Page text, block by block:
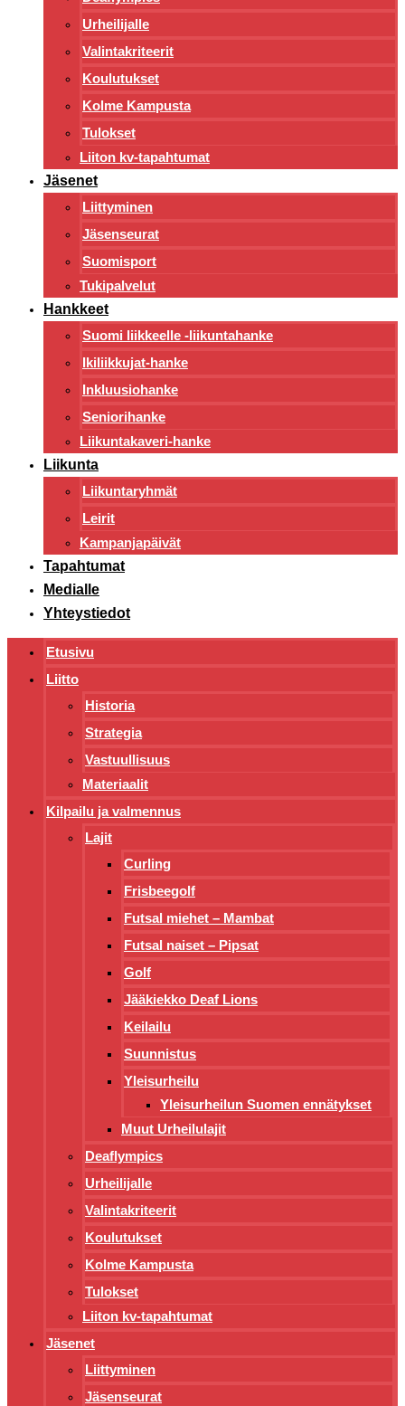
Urheilijalle
Valintakriteerit
Koulutukset
Kolme Kampusta
Tulokset
Liiton kv-tapahtumat
Jäsenet
Liittyminen
Jäsenseurat
Suomisport
Tukipalvelut
Hankkeet
Suomi liikkeelle -liikuntahanke
Ikiliikkujat-hanke
Inkluusiohanke
Seniorihanke
Liikuntakaveri-hanke
Liikunta
Liikuntaryhmät
Leirit
Kampanjapäivät
Tapahtumat
Medialle
Yhteystiedot
Etusivu
Liitto
Historia
Strategia
Vastuullisuus
Materiaalit
Kilpailu ja valmennus
Lajit
Curling
Frisbeegolf
Futsal miehet – Mambat
Futsal naiset – Pipsat
Golf
Jääkiekko Deaf Lions
Keilailu
Suunnistus
Yleisurheilu
Yleisurheilun Suomen ennätykset
Muut Urheilulajit
Deaflympics
Urheilijalle
Valintakriteerit
Koulutukset
Kolme Kampusta
Tulokset
Liiton kv-tapahtumat
Jäsenet
Liittyminen
Jäsenseurat